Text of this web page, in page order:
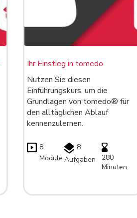
Ihr Einstieg in tomedo
Nutzen Sie diesen
Einführungskurs, um die
Grundlagen von tomedo® für
den alltäglichen Ablauf
kennenzulernen.
8
Module
8
Aufgaben
280
Minuten